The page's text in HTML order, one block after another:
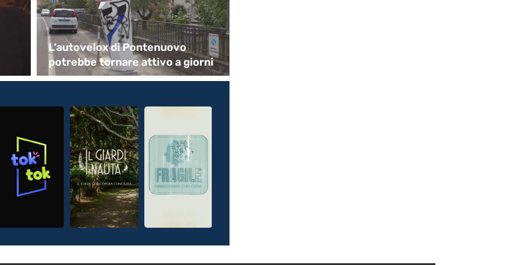
L’autovelox di Pontenuovo
potrebbe tornare attivo a giorni